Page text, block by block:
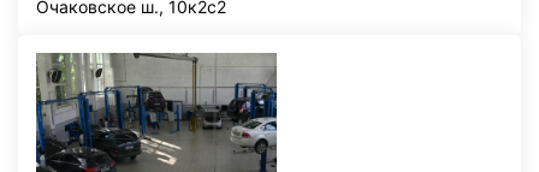
Очаковское ш., 10к2с2